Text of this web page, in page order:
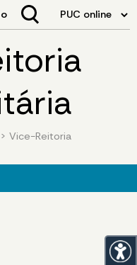
> Vice-Reitoria